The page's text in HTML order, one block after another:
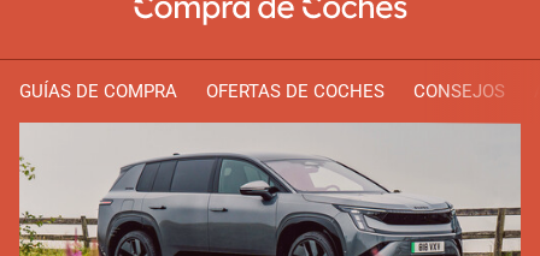
GUÍAS DE COMPRA OFERTAS DE COCHES CONSEJOS